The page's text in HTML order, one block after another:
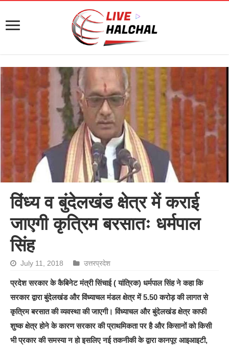
विंध्य व बुंदेलखंड क्षेत्र में कराई
जाएगी कृत्रिम बरसातः धर्मपाल
सिंह
July 11, 2018 उत्तरप्रदेश
प्रदेश सरकार के कैबिनेट मंत्री सिंचाई ( यांत्रिक) धर्मपाल सिंह ने कहा कि
सरकार द्वारा बुंदेलखंड और विंध्याचल मंडल क्षेत्र में 5.50 करोड़ की लागत से
कृत्रिम बरसात की व्यवस्था की जाएगी। विंध्याचल और बुंदेलखंड क्षेत्र काफी
शुष्क क्षेत्र होने के कारण सरकार की प्राथमिकता पर है और किसानों को किसी
भी प्रकार की समस्या न हो इसलिए नई तकनीकी के द्वारा कानपूर आइआइटी,